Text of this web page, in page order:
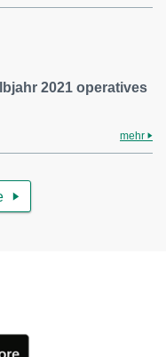
2021 operatives
mehr
